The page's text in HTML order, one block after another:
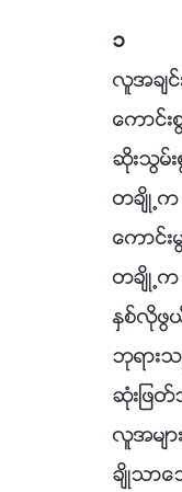
၁
လူအခ်င္
ေကာင္း
ဆိုးသြမ္
တခ်ိဳ႕က
ေကာင္
တခ်ိဳ႕က
ႏွစ္လိုဖြ
ဘုရား
ဆုံးျဖ
လူအမ်ာ
ခ်ိဳသာေ